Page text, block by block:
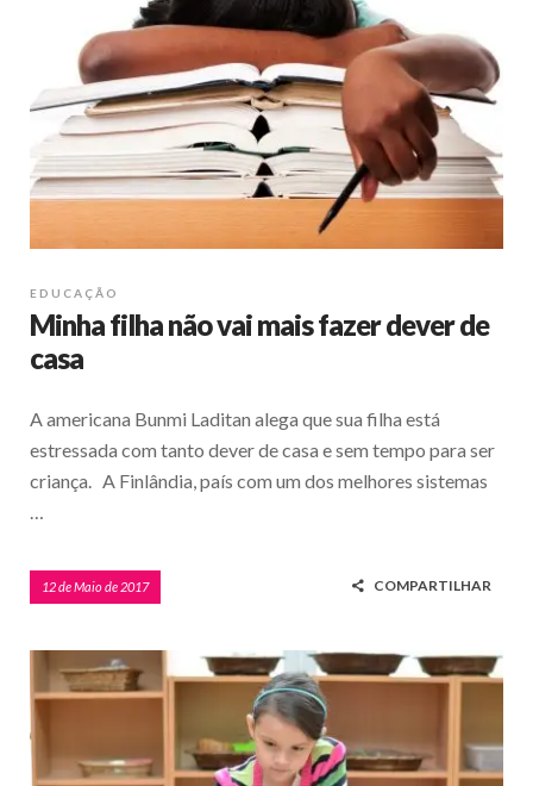
EDUCAÇÃO
Minha filha não vai mais fazer dever de
casa
A americana Bunmi Laditan alega que sua filha está
estressada com tanto dever de casa e sem tempo para ser
criança. A Finlândia, país com um dos melhores sistemas
…
12 de Maio de 2017 COMPARTILHAR